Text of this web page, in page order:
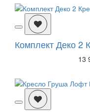
Комплект Деко 2
13